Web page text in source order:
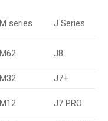
M series J Series
M62 J8
M32 J7+
M12 J7 PRO